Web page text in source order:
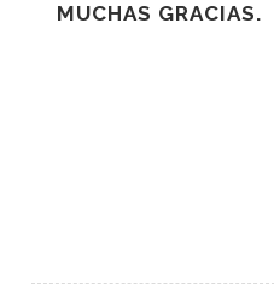
MUCHAS GRACIAS.